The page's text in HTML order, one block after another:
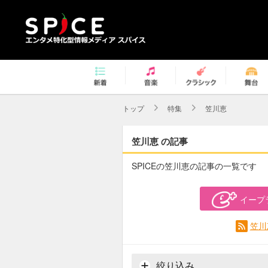
トップ 特集 笠川恵
笠川恵 の記事
SPICEの笠川恵の記事の一覧です
イープ
笠